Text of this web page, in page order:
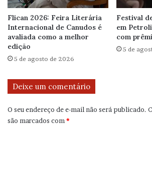
Flican 2026: Feira Literária
Internacional de Canudos é
avaliada como a melhor
edição
5 de agosto de 2026
Festival
em
com
5 de
Deixe um comentário
O seu endereço de e-mail não será publicado.
são marcados com*